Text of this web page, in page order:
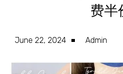
费半
June 22, 2024 Admin